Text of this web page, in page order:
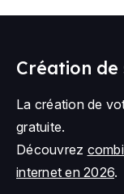
Création
La création de
gratuite.
Découvrez
internet en 2026.